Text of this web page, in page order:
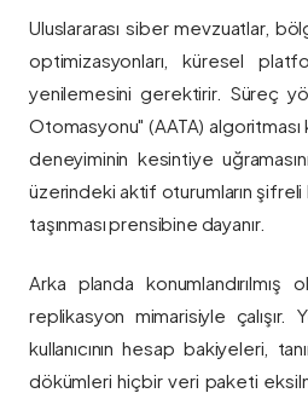
Uluslararası siber mevzuatlar,
optimizasyonları, küresel
yenilemesini gerektirir. Süreç
Otomasyonu" (AATA) algoritması
deneyiminin kesintiye
üzerindeki aktif oturumların
taşınması prensibine dayanır.
Arka planda
replikasyon mimarisiyle
kullanıcının hesap bakiyeleri,
dökümleri hiçbir veri paketi